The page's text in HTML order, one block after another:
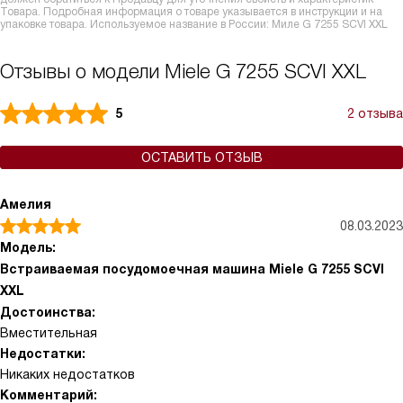
Товара. Подробная информация о товаре указывается в инструкции и на
упаковке товара. Используемое название в России: Миле G 7255 SCVI XXL
Отзывы о модели Miele G 7255 SCVI XXL
5 2 отзыва
ОСТАВИТЬ ОТЗЫВ
Амелия
08.03.2023
Модель:
Встраиваемая посудомоечная машина Miele G 7255 SCVI
XXL
Достоинства:
Вместительная
Недостатки:
Никаких недостатков
Комментарий: